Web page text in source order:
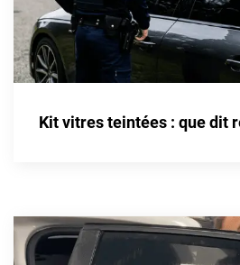
Lexus
Ligier
Lincoln
Livan
Maserati
Maybach
Kit vitres teintées : que dit